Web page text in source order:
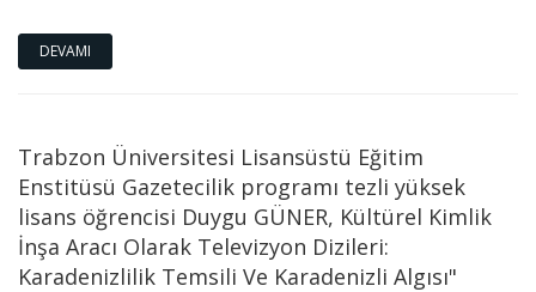
DEVAMI
Trabzon Üniversitesi Lisansüstü Eğitim
Enstitüsü Gazetecilik programı tezli yüksek
lisans öğrencisi Duygu GÜNER, Kültürel Kimlik
İnşa Aracı Olarak Televizyon Dizileri:
Karadenizlilik Temsili Ve Karadenizli Algısı"